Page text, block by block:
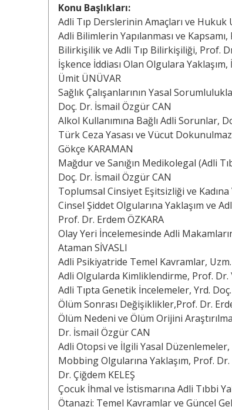
Konu Başlıkları:
Adli Tıp Derslerinin Amaçları ve Hukuk
Adli Bilimlerin Yapılanması ve
Bilirkişilik ve Adli Tıp Bilirkişiliği, Prof.
İşkence İddiası Olan Olgulara
Ümit ÜNÜVAR
Sağlık Çalışanlarının Yasal
Doç. Dr. İsmail Özgür CAN
Alkol Kullanımına Bağlı Adli Sorunlar,
Türk Ceza Yasası ve Vücut
Gökçe KARAMAN
Mağdur ve Sanığın Medikolegal (Adli
Doç. Dr. İsmail Özgür CAN
Toplumsal Cinsiyet Eşitsizliği ve
Cinsel Şiddet Olgularına Yaklaşım ve
Prof. Dr. Erdem ÖZKARA
Olay Yeri İncelemesinde Adli
Ataman SİVASLI
Adli Psikiyatride Temel Kavramlar,
Adli Olgularda Kimliklendirme, Prof. Dr.
Adli Tıpta Genetik İncelemeler, Yrd. Doç.
Ölüm Sonrası Değişiklikler,Prof. Dr.
Ölüm Nedeni ve Ölüm Orijini
Dr. İsmail Özgür CAN
Adli Otopsi ve İlgili Yasal Düzenlemeler,
Mobbing Olgularına Yaklaşım, Prof.
Dr. Çiğdem KELEŞ
Çocuk İhmal ve İstismarına Adli Tıbbi
Ötanazi: Temel Kavramlar ve Güncel